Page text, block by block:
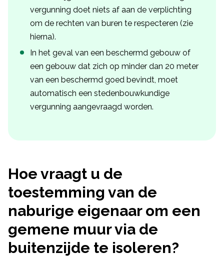
vergunning doet niets af aan de verplichting
om de rechten van buren te respecteren (zie
hierna).
In het geval van een beschermd gebouw of
een gebouw dat zich op minder dan 20 meter
van een beschermd goed bevindt, moet
automatisch een stedenbouwkundige
vergunning aangevraagd worden.
Hoe vraagt u de
toestemming van de
naburige eigenaar om een
gemene muur via de
buitenzijde te isoleren?